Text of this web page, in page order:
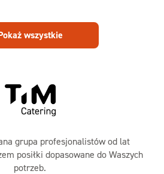
Piekary
Piotrowicewszystkie
grupa profesjonalistów od lat
posiłki dopasowane do Waszych
potrzeb.